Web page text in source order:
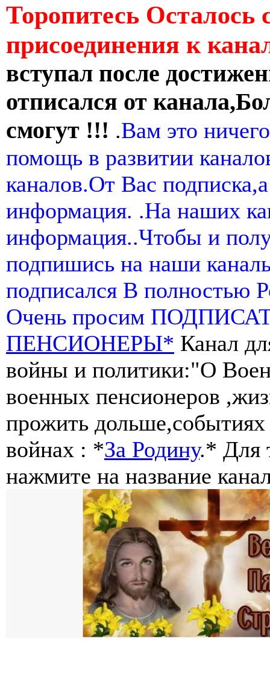
Торопитесь Осталось
присоединения к
вступал после
отписался от
смогут !!! .Вам это
помощь в развитии
каналов.От Вас
информация. .На наших
информация..Чтобы и
подпишись на наши
подписался В полностью
Очень просим
ПЕНСИОНЕРЫ* Канал
войны и политики:"О
военных пенсионеров
прожить
войнах : *За Родину.* Для
нажмите на название